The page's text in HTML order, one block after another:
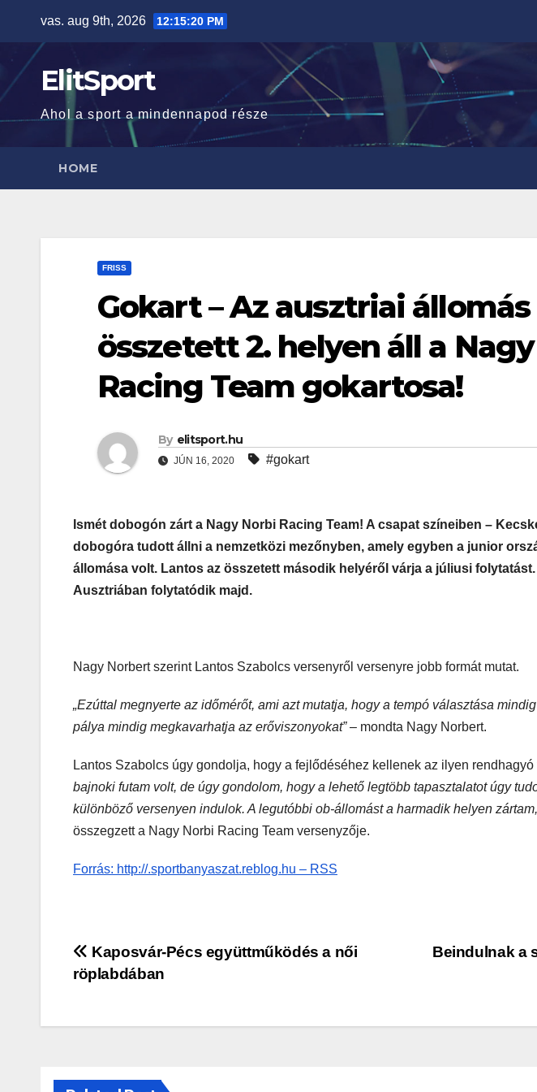
content
vas. aug 9th, 2026 12:15:20 PM
ElitSport
Ahol a sport a mindennapod része
HOME
FRISS
Gokart – Az ausztriai
összetett 2. helyen áll a
Racing Team gokartosa!
By elitsport.hu
JÚN 16, 2020 #gokart
Ismét dobogón zárt a Nagy Norbi Racing Team! A csapat színeiben –
dobogóra tudott állni a nemzetközi mezőnyben, amely egyben a junior
állomása volt. Lantos az összetett második helyéről várja a júliusi
Ausztriában folytatódik majd.
Nagy Norbert szerint Lantos Szabolcs versenyről versenyre jobb formát mutat.
„Ezúttal megnyerte az időmérőt, ami azt mutatja, hogy a tempó választása
pálya mindig megkavarhatja az erőviszonyokat”– mondta Nagy Norbert.
Lantos Szabolcs úgy gondolja, hogy a fejlődéséhez kellenek az ilyen rendhagyó
bajnoki futam volt, de úgy gondolom, hogy a lehető legtöbb tapasztalatot úgy
különböző versenyen indulok. A legutóbbi ob-állomást a harmadik helyen
összegzett a Nagy Norbi Racing Team versenyzője.
Forrás: http://.sportbanyaszat.reblog.hu – RSS
Bejegyzés
navigáció
Beindulnak a
Kaposvár-Pécs együttműködés a női
röplabdában